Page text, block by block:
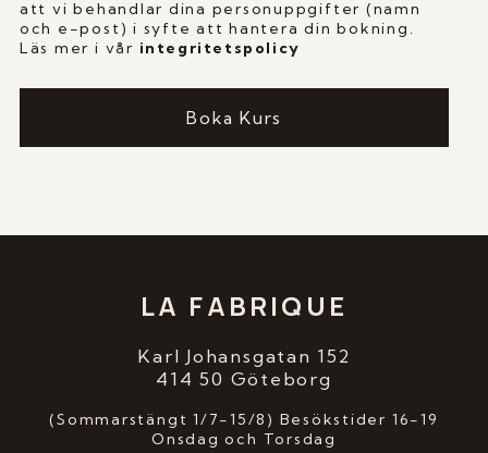
att vi behandlar dina personuppgifter (namn
och e-post) i syfte att hantera din bokning.
Läs mer i vår integritetspolicy
Boka Kurs
LA FABRIQUE
Karl Johansgatan 152
414 50 Göteborg
(Sommarstängt 1/7-15/8) Besökstider 16-19
Onsdag och Torsdag